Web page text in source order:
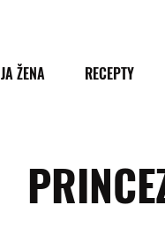
JA ŽENA RECEPTY